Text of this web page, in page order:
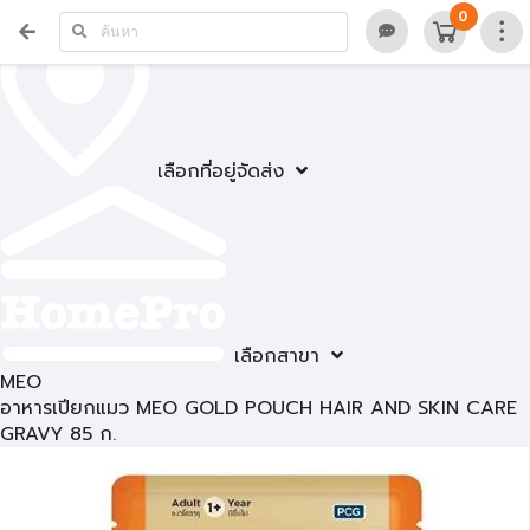
เลือกที่อยู่จัดส่ง
เลือกสาขา
0
MEO
อาหารเปียกแมว MEO GOLD POUCH HAIR AND SKIN CARE
GRAVY 85 ก.